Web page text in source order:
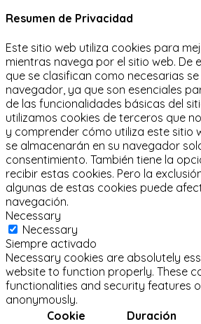
Resumen de Privacidad
Este sitio web utiliza cookies para
mientras navega por el sitio web. De
que se clasifican como necesarias
navegador, ya que son esenciales
de las funcionalidades básicas del
utilizamos cookies de terceros que
y comprender cómo utiliza este sitio
se almacenarán en su navegador
consentimiento. También tiene la
recibir estas cookies. Pero la
algunas de estas cookies puede
navegación.
Necessary
Necessary
Siempre activado
Necessary cookies are absolutely
website to function properly. These
functionalities and security features
anonymously.
Cookie
Duración